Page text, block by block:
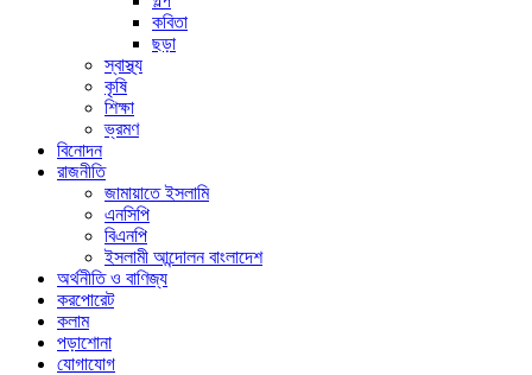
কবিতা
ছড়া
স্বাস্থ্য
কৃষি
শিক্ষা
ভ্রমণ
বিনোদন
রাজনীতি
জামায়াতে ইসলামি
এনসিপি
বিএনপি
ইসলামী আন্দোলন বাংলাদেশ
অর্থনীতি ও বাণিজ্য
করপোরেট
কলাম
পড়াশোনা
যোগাযোগ